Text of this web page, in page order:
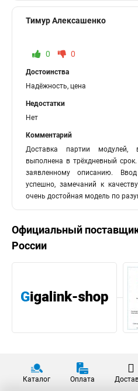
Тимур Алексашенко
0 0
Достоинства
Надёжность, цена
Недостатки
Нет
Комментарий
Доставка партии модулей,
выполнена в трёхдневный
заявленному описанию.
успешно, замечаний к
очень достойная модель по
Официальный
России
Каталог Оплата